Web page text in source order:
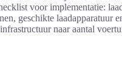
voor implementatie:
geschikte laadapparatuur
naar aantal